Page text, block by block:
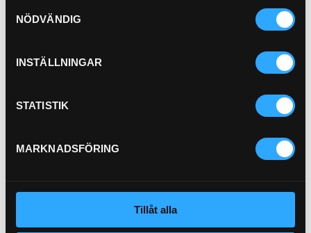
NÖDVÄNDIG
INSTÄLLNINGAR
STATISTIK
MARKNADSFÖRING
Tillåt alla
Avluftningsfilter med
Köp
Pris exkl. 270.00